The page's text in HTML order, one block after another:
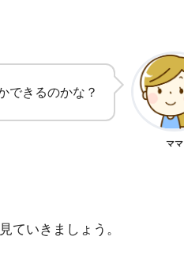
できるのかな？
ママ
ていきましょう。